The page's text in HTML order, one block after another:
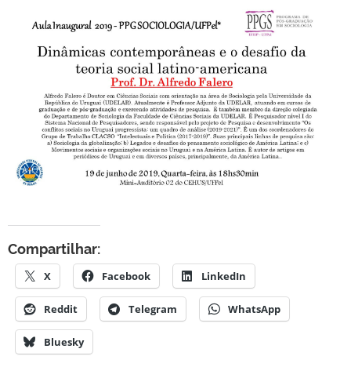
Compartilhar:
X Facebook LinkedIn
Reddit Telegram WhatsApp
Bluesky